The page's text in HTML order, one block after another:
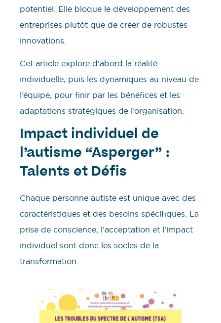
potentiel. Elle bloque le développement des
entreprises plutôt que de créer de robustes
innovations.
Cet article explore d’abord la réalité
individuelle, puis les dynamiques au niveau de
l’équipe, pour finir par les bénéfices et les
adaptations stratégiques de l’organisation.
Impact individuel de
l’autisme “Asperger” :
Talents et Défis
Chaque personne autiste est unique avec des
caractéristiques et des besoins spécifiques. La
prise de conscience, l’acceptation et l’impact
individuel sont donc les socles de la
transformation.